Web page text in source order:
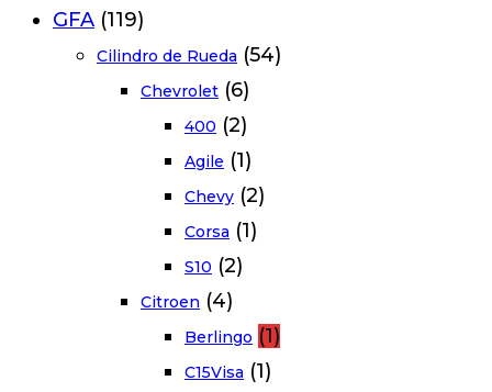
GFA (119)
Cilindro de Rueda (54)
Chevrolet (6)
400 (2)
Agile (1)
Chevy (2)
Corsa (1)
S10 (2)
Citroen (4)
Berlingo (1)
C15Visa (1)